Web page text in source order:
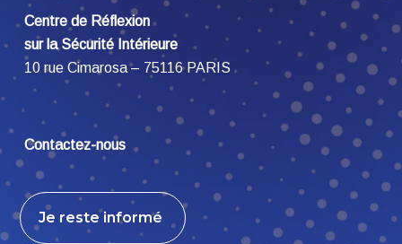
Centre de Réflexion
sur la Sécurité Intérieure
10 rue Cimarosa – 75116 PARIS
Contactez-nous
Je reste informé